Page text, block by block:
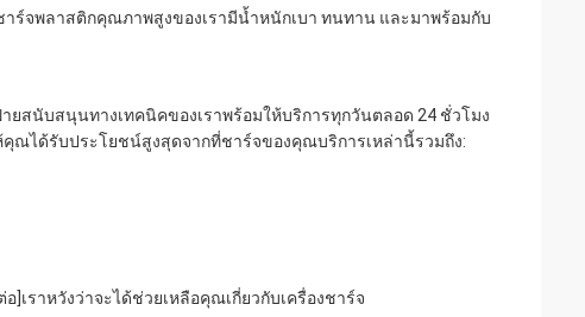
ร์จพลาสติกคุณภาพสูงของเรามีน้ำหนักเบา ทนทาน และมาพร้อมกับ
ยสนับสนุนทางเทคนิคของเราพร้อมให้บริการทุกวันตลอด 24 ชั่วโมง
ณได้รับประโยชน์สูงสุดจากที่ชาร์จของคุณบริการเหล่านี้รวมถึง:
ราหวังว่าจะได้ช่วยเหลือคุณเกี่ยวกับเครื่องชาร์จ